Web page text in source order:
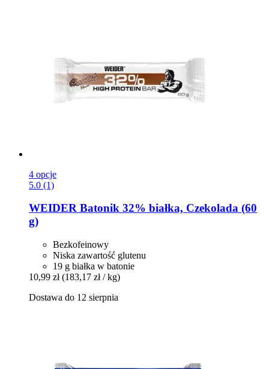
4 opcje
5.0 (1)
WEIDER Batonik 32% białka, Czekolada (60
g)
Bezkofeinowy
Niska zawartość glutenu
19 g białka w batonie
10,99 zł (183,17 zł / kg)
Dostawa do 12 sierpnia